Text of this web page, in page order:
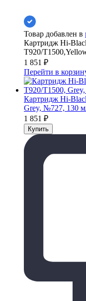
Товар добавлен в
Картридж Hi-
T920/
1 851 ₽
Перейти в
Картридж Hi-
Grey, №727, 130
1 851 ₽